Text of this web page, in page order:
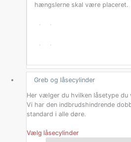
hængslerne skal være placeret.
Greb og låsecylinder
Her vælger du hvilken låsetype du
Vi har den indbrudshindrende
standard i alle døre.
Vælg låsecylinder